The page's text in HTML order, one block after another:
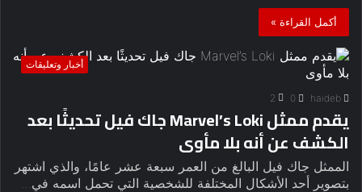
أكمل القراءة »
أخبار وتعليقات
haideb
0
2
يقدم ممثل Marvel’s Loki جاك فيل تحديثًا بعد
الكشف عن أنه بلا مأوى
الممثل جاك فيل البالغ من العمر سبعة عشر عامًا، والذي اشتهر
بتصوير أحد الأشكال المختلفة للشخصية التي تحمل اسمه في…